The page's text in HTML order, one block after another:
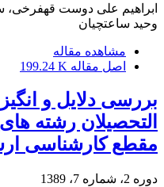
ابراهیم علی دوست قهفرخی،
وحید ساعتچیان
مشاهده مقاله
اصل مقاله 199.24 K
بررسی دلایل و
التحصیلان رشته
مقطع کارشناسی
دوره 2، شماره 7، 1389